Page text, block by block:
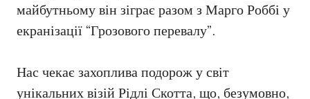
майбутньому він зіграє разом з Марго Роббі у
екранізації “Грозового перевалу”.
Нас чекає захоплива подорож у світ
унікальних візій Рідлі Скотта, що, безумовно,